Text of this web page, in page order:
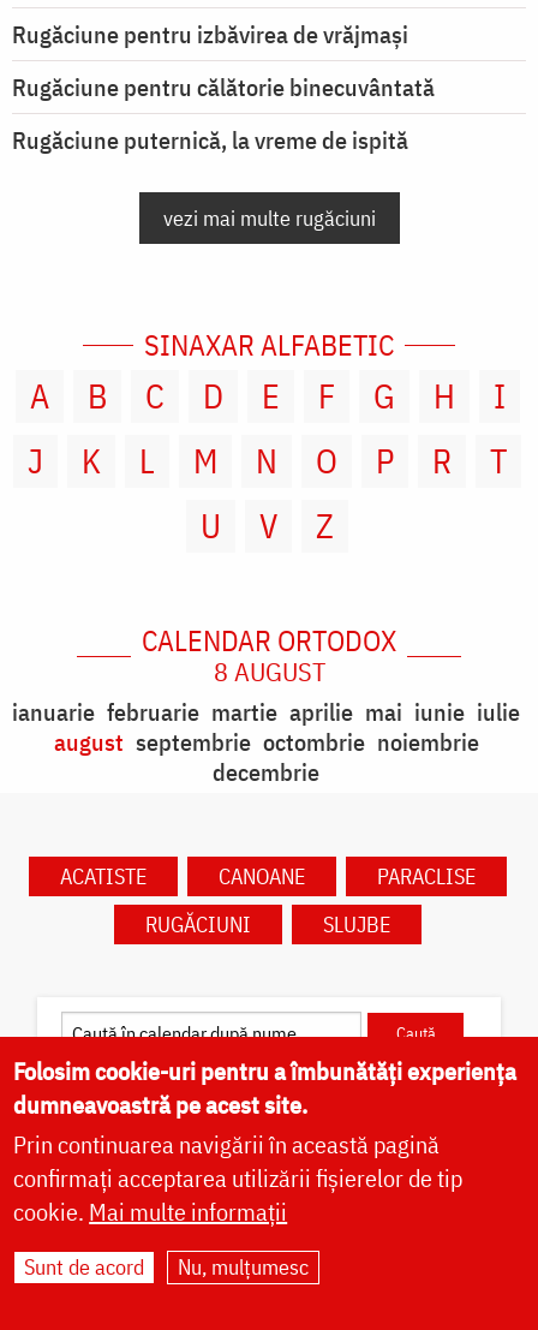
Rugăciune pentru izbăvirea de vrăjmași
Rugăciune pentru călătorie binecuvântată
Rugăciune puternică, la vreme de ispită
vezi mai multe rugăciuni
SINAXAR ALFABETIC
A B C D E F G H
I
J
K L M N O P R
T
U
V Z
CALENDAR ORTODOX
8 AUGUST
ianuarie februarie martie aprilie mai iunie iulie
august septembrie octombrie noiembrie
decembrie
ACATISTE CANOANE
PARACLISE
RUGĂCIUNI
SLUJBE
Caută în calendar după dată
✝) Sfântul Preot Mucenic
Alexandru din Basarabia
Folosim cookie-uri pentru a îmbunătăți experiența
dumneavoastră pe acest site.
Prin continuarea navigării în această pagină
confirmați acceptarea utilizării fișierelor de tip
cookie. Mai multe informații
Sunt de acord Nu, mulțumesc